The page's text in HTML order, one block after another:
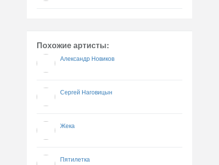
Похожие артисты:
Александр Новиков
Сергей Наговицын
Жека
Пятилетка